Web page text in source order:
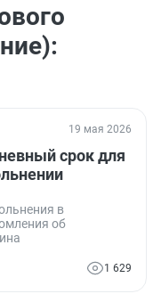
19 мая 2026
срок для
в
об
1 629